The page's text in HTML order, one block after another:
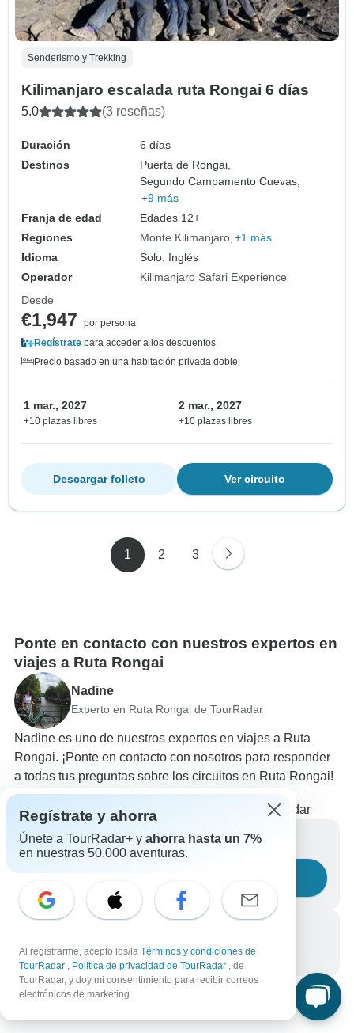
Senderismo y Trekking
Kilimanjaro escalada ruta Rongai 6 días
5.0 (3 reseñas)
Duración
6 días
Destinos
Puerta de Rongai,
Segundo Campamento Cuevas,
+9 más
Franja de edad
Edades 12+
Regiones
Monte Kilimanjaro +1 más
Idioma
Solo: Inglés
Operador
Kilimanjaro Safari Experience
Desde
€1,947
por persona
Regístrate para acceder a los descuentos
Precio basado en una habitación privada doble
1 mar., 2027
+10 plazas libres
2 mar., 2027
+10 plazas libres
Ver circuito
Descargar folleto
1 2 3
Ponte en contacto con nuestros expertos en
viajes a Ruta Rongai
Nadine
Experto en Ruta Rongai de TourRadar
Nadine es uno de nuestros expertos en viajes a Ruta
Rongai. ¡Ponte en contacto con nosotros para responder
a todas tus preguntas sobre los circuitos en Ruta Rongai!
Elige entre +46 circuitos en Ruta Rongai
155 reseñas verificadas de clientes de TourRadar
Escríbenos un mensaje
+34 933 938 984
Regístrate y ahorra
Únete a TourRadar+ y ahorra hasta un 7%
en nuestras 50.000 aventuras.
Al registrarme, acepto los/la Términos y condiciones de
TourRadar , Política de privacidad de TourRadar , de
TourRadar, y doy mi consentimiento para recibir correos
electrónicos de marketing.